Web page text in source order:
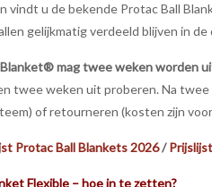
vindt u de bekende Protac Ball
gelijkmatig verdeeld blijven in
mag twee weken worden
twee weken uit proberen. Na
of retourneren (kosten zijn
Protac Ball Blankets 2026/
Flexible – hoe in te zetten?